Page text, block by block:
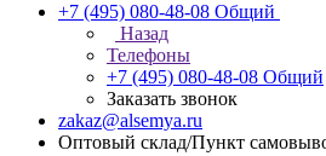
+7 (495) 080-48-08 Общий
Назад
Телефоны
+7 (495) 080-48-08 Общий
Заказать звонок
zakaz@alsemya.ru
Оптовый склад/Пункт